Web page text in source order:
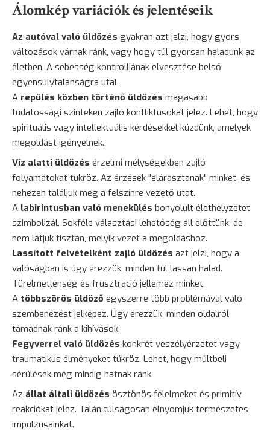
Álomkép variációk és jelentéseik
Az autóval való üldözés gyakran azt jelzi, hogy gyors
változások várnak ránk, vagy hogy túl gyorsan haladunk az
életben. A sebesség kontrolljának elvesztése belső
egyensúlytalanságra utal.
A repülés közben történő üldözés magasabb
tudatossági szinteken zajló konfliktusokat jelez. Lehet, hogy
spirituális vagy intellektuális kérdésekkel küzdünk, amelyek
megoldást igényelnek.
Víz alatti üldözés érzelmi mélységekben zajló
folyamatokat tükröz. Az érzések "elárasztanak" minket, és
nehezen találjuk meg a felszínre vezető utat.
A labirintusban való menekülés bonyolult élethelyzetet
szimbolizál. Sokféle választási lehetőség áll előttünk, de
nem látjuk tisztán, melyik vezet a megoldáshoz.
Lassított felvételként zajló üldözés azt jelzi, hogy a
valóságban is úgy érezzük, minden túl lassan halad.
Türelmetlenség és frusztráció jellemez minket.
A többszörös üldöző egyszerre több problémával való
szembenézést jelképez. Úgy érezzük, minden oldalról
támadnak ránk a kihívások.
Fegyverrel való üldözés konkrét veszélyérzetet vagy
traumatikus élményeket tükröz. Lehet, hogy múltbeli
sérülések még mindig hatnak ránk.
Az állat általi üldözés ösztönös félelmeket és primitív
reakciókat jelez. Talán túlságosan elnyomjuk természetes
impulzusainkat.